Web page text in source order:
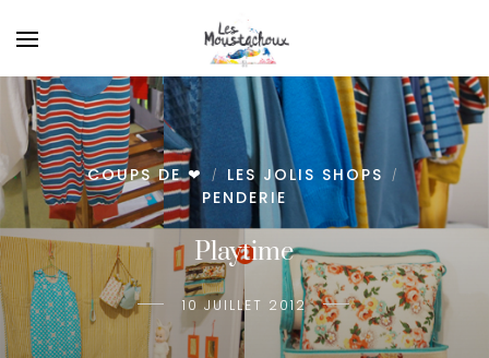
COUPS DE ❤ / LES JOLIS SHOPS /
PENDERIE
Playtime
10 JUILLET 2012